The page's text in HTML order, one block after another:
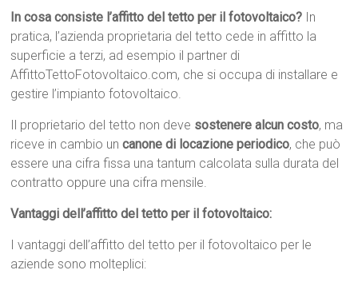
In cosa consiste l’affitto del tetto per il fotovoltaico? In
pratica, l’azienda proprietaria del tetto cede in affitto la
superficie a terzi, ad esempio il partner di
AffittoTettoFotovoltaico.com, che si occupa di installare e
gestire l’impianto fotovoltaico.
Il proprietario del tetto non deve sostenere alcun costo, ma
riceve in cambio uncanone di locazione periodico, che può
essere una cifra fissa una tantum calcolata sulla durata del
contratto oppure una cifra mensile.
Vantaggi dell’affitto del tetto per il fotovoltaico:
I vantaggi dell’affitto del tetto per il fotovoltaico per le
aziende sono molteplici: